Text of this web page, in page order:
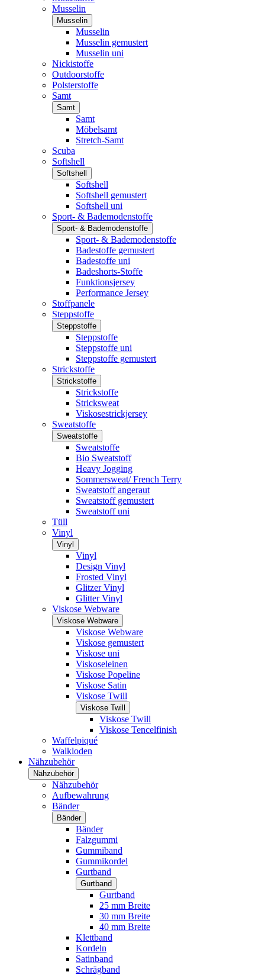
Musselin
Musselin
Musselin
Musselin gemustert
Musselin uni
Nickistoffe
Outdoorstoffe
Polsterstoffe
Samt
Samt
Samt
Möbelsamt
Stretch-Samt
Scuba
Softshell
Softshell
Softshell
Softshell gemustert
Softshell uni
Sport- & Bademodenstoffe
Sport- & Bademodenstoffe
Sport- & Bademodenstoffe
Badestoffe gemustert
Badestoffe uni
Badeshorts-Stoffe
Funktionsjersey
Performance Jersey
Stoffpanele
Steppstoffe
Steppstoffe
Steppstoffe
Steppstoffe uni
Steppstoffe gemustert
Strickstoffe
Strickstoffe
Strickstoffe
Stricksweat
Viskosestrickjersey
Sweatstoffe
Sweatstoffe
Sweatstoffe
Bio Sweatstoff
Heavy Jogging
Sommersweat/ French Terry
Sweatstoff angeraut
Sweatstoff gemustert
Sweatstoff uni
Tüll
Vinyl
Vinyl
Vinyl
Design Vinyl
Frosted Vinyl
Glitzer Vinyl
Glitter Vinyl
Viskose Webware
Viskose Webware
Viskose Webware
Viskose gemustert
Viskose uni
Viskoseleinen
Viskose Popeline
Viskose Satin
Viskose Twill
Viskose Twill
Viskose Twill
Viskose Tencelfinish
Waffelpiqué
Walkloden
Nähzubehör
Nähzubehör
Nähzubehör
Aufbewahrung
Bänder
Bänder
Bänder
Falzgummi
Gummiband
Gummikordel
Gurtband
Gurtband
Gurtband
25 mm Breite
30 mm Breite
40 mm Breite
Klettband
Kordeln
Satinband
Schrägband